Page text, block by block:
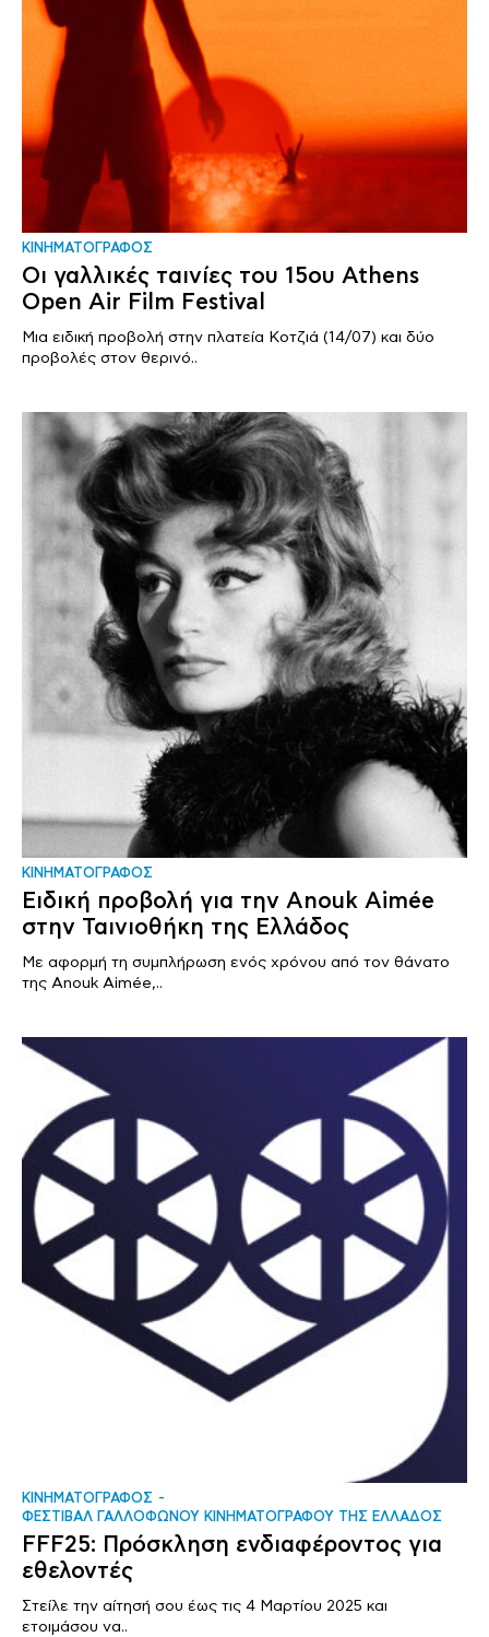
ΚΙΝΗΜΑΤΟΓΡΑΦΟΣ
Οι γαλλικές ταινίες του 15ου Athens
Open Air Film Festival
Μια ειδική προβολή στην πλατεία Κοτζιά (14/07) και δύο
προβολές στον θερινό..
ΚΙΝΗΜΑΤΟΓΡΑΦΟΣ
Ειδική προβολή για την Anouk Aimée
στην Ταινιοθήκη της Ελλάδος
Με αφορμή τη συμπλήρωση ενός χρόνου από τον θάνατο
της Anouk Aimée,..
ΚΙΝΗΜΑΤΟΓΡΑΦΟΣ
ΦΕΣΤΙΒΑΛ ΓΑΛΛΟΦΩΝΟΥ ΚΙΝΗΜΑΤΟΓΡΑΦΟΥ ΤΗΣ ΕΛΛΑΔΟΣ
FFF25: Πρόσκληση ενδιαφέροντος για
εθελοντές
Στείλε την αίτησή σου έως τις 4 Μαρτίου 2025 και
ετοιμάσου να..